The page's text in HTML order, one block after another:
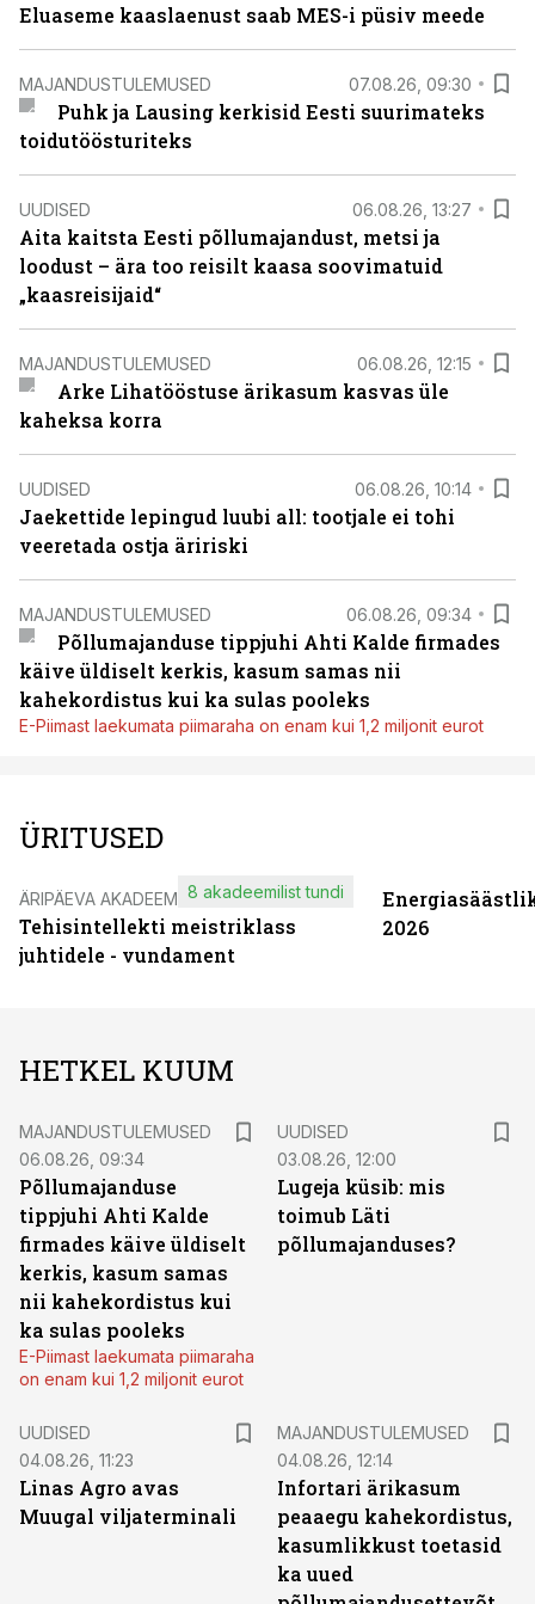
Eluaseme kaaslaenust saab MES-i püsiv meede
MAJANDUSTULEMUSED 07.08.26, 09:30
Puhk ja Lausing kerkisid Eesti suurimateks
toidutöösturiteks
UUDISED 06.08.26, 13:27
Aita kaitsta Eesti põllumajandust, metsi ja
loodust – ära too reisilt kaasa soovimatuid
„kaasreisijaid“
MAJANDUSTULEMUSED 06.08.26, 12:15
Arke Lihatööstuse ärikasum kasvas üle
kaheksa korra
UUDISED 06.08.26, 10:14
Jaekettide lepingud luubi all: tootjale ei tohi
veeretada ostja äririski
MAJANDUSTULEMUSED 06.08.26, 09:34
Põllumajanduse tippjuhi Ahti Kalde firmades
käive üldiselt kerkis, kasum samas nii
kahekordistus kui ka sulas pooleks
E-Piimast laekumata piimaraha on enam kui 1,2 miljonit eurot
ÜRITUSED
ÄRIPÄEVA AKADEEMIA
Tehisintellekti meistriklass
juhtidele - vundament
8 akadeemilist tundi
2026
HETKEL KUUM
MAJANDUSTULEMUSED
06.08.26, 09:34
Põllumajanduse
tippjuhi Ahti Kalde
firmades käive üldiselt
kerkis, kasum samas
nii kahekordistus kui
ka sulas pooleks
E-Piimast laekumata piimaraha
on enam kui 1,2 miljonit eurot
UUDISED
03.08.26, 12:00
Lugeja küsib: mis
toimub Läti
põllumajanduses?
UUDISED
04.08.26, 11:23
Linas Agro avas
Muugal viljaterminali
MAJANDUSTULEMUSED
04.08.26, 12:14
Infortari ärikasum
peaaegu kahekordistus,
kasumlikkust toetasid
ka uued